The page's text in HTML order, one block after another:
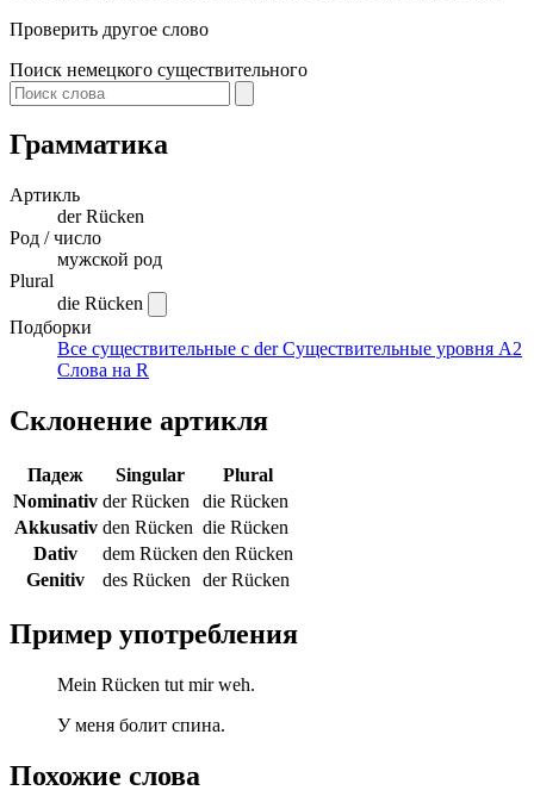
Проверить другое слово
Поиск немецкого существительного
Грамматика
Артикль
derRücken
Род / число
мужской род
Plural
die Rücken
Подборки
Все существительные с derСуществительные уровня A2
Слова на R
Склонение артикля
Падеж Singular
Plural
Nominativ der Rücken
die Rücken
Akkusativ den Rücken die Rücken
Dativ
dem Rücken den Rücken
Genitiv
des Rücken der Rücken
Пример употребления
Mein Rücken tut mir weh.
У меня болит спина.
Похожие слова